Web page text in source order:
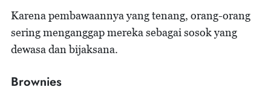
Karena pembawaannya yang tenang, orang-orang
sering menganggap mereka sebagai sosok yang
dewasa dan bijaksana.
Brownies